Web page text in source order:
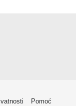
Pomoć